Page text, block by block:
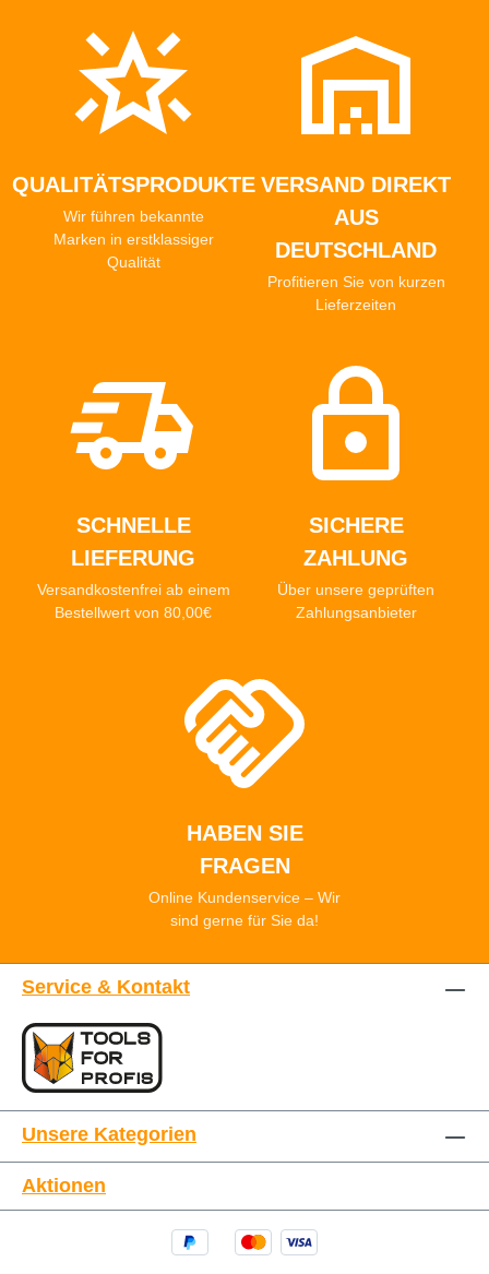
QUALITÄTSPRODUKTE
Wir führen bekannte
Marken in erstklassiger
Qualität
VERSAND DIREKT
AUS
DEUTSCHLAND
Profitieren Sie von kurzen
Lieferzeiten
SCHNELLE
LIEFERUNG
Versandkostenfrei ab einem
Bestellwert von 80,00€
SICHERE
ZAHLUNG
Über unsere geprüften
Zahlungsanbieter
HABEN SIE
FRAGEN
Online Kundenservice – Wir
sind gerne für Sie da!
Service & Kontakt
Unsere Kategorien
Aktionen